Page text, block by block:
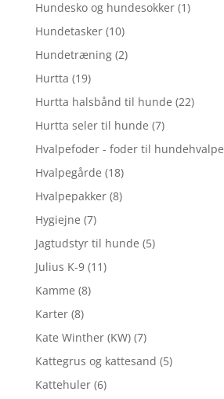
Hundesko og hundesokker (1)
Hundetasker (10)
Hundetræning (2)
Hurtta (19)
Hurtta halsbånd til hunde (22)
Hurtta seler til hunde (7)
Hvalpefoder - foder til hundehvalpe
Hvalpegårde (18)
Hvalpepakker (8)
Hygiejne (7)
Jagtudstyr til hunde (5)
Julius K-9 (11)
Kamme (8)
Karter (8)
Kate Winther (KW) (7)
Kattegrus og kattesand (5)
Kattehuler (6)